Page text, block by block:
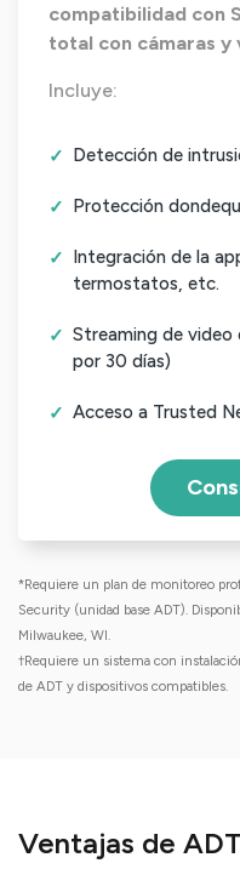
compatibilidad con
total con cámaras y
Incluye:
Detección de
Protección
Integración de la
termostatos, etc.
Streaming de video
por 30 días)
Acceso a Trusted
*Requiere un plan de monitoreo
Security (unidad base ADT).
Milwaukee, WI.
†Requiere un sistema con
de ADT y dispositivos compatibles.
Ventajas de